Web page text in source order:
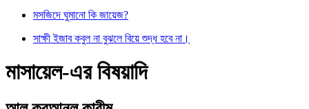
মসজিদে ঘুমানো কি জায়েজ?
সাক্ষী ইজাব কবুল না বুঝলে বিয়ে শুদ্ধ হবে না।
মাসায়েল-এর বিষয়াদি